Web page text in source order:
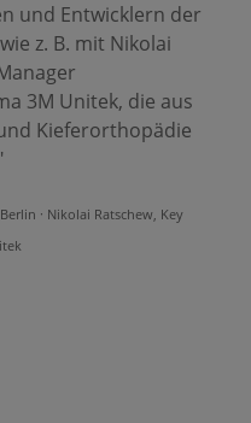
und Entwicklern der
z. B. mit Nikolai
3M Unitek, die aus
Kieferorthopädie
· Nikolai Ratschew, Key